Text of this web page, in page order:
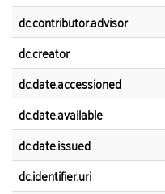
dc.contributor.advisor
dc.creator
dc.date.accessioned
dc.date.available
dc.date.issued
dc.identifier.uri